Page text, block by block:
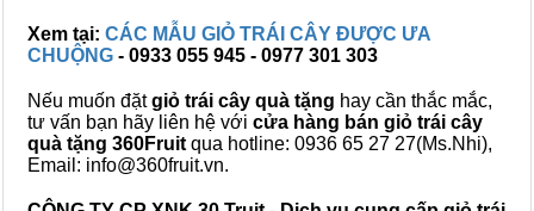
Xem tại: CÁC MẪU GIỎ TRÁI CÂY ĐƯỢC ƯA
CHUỘNG - 0933 055 945 - 0977 301 303
Nếu muốn đặtgiỏ trái cây quà tặng hay cần thắc mắc,
tư vấn bạn hãy liên hệ với cửa hàng bán giỏ trái cây
quà tặng 360Fruit qua hotline: 0936 65 27 27(Ms.Nhi),
Email: info@360fruit.vn.